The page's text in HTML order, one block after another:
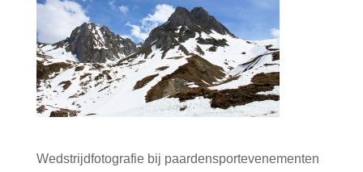
Wedstrijdfotografie bij paardensportevenementen